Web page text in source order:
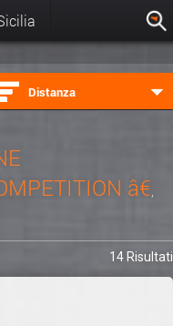
Distanza
â€
14 Risultati